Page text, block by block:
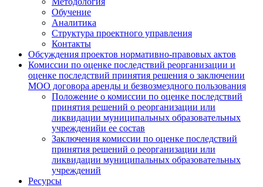
Обучение
Аналитика
Структура проектного управления
Контакты
Обсуждения проектов нормативно-правовых актов
Комиссии по оценке последствий реорганизации и
оценке последствий принятия решения о заключении
МОО договора аренды и безвозмездного пользования
Положение о комиссии по оценке последствий
принятия решений о реорганизации или
ликвидации муниципальных образовательных
учрежденийи ее состав
Заключения комиссии по оценке последствий
принятия решений о реорганизации или
ликвидации муниципальных образовательных
учреждений
Ресурсы